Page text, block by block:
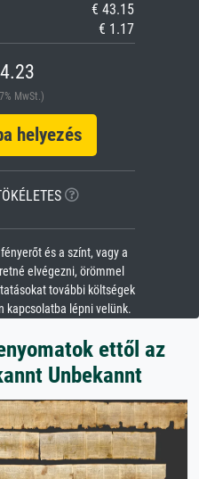
€ 43.15
€ 1.17
MwSt.)
helyezés
és a színt, vagy a
elvégezni, örömmel
további költségek
kapcsolatba lépni velünk.
ettől az
Unbekannt